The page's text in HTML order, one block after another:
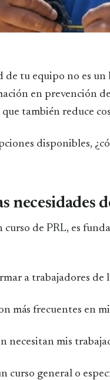
de tu equipo no es
en prevención
también reduce
disponibles,
necesidades
de PRL, es
a trabajadores
más frecuentes en
necesitan mis
curso general o